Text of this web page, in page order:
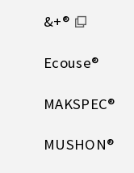
&+®
Ecouse®
MAKSPEC®
MUSHON®